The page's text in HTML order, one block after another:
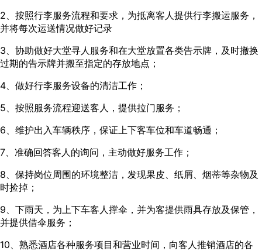
2、按照行李服务流程和要求，为抵离客人提供行李搬运服务，
并将每次运送情况做好记录
3、协助做好大堂寻人服务和在大堂放置各类告示牌，及时撤换
过期的告示牌并搬至指定的存放地点；
4、做好行李服务设备的清洁工作；
5、按照服务流程迎送客人，提供拉门服务；
6、维护出入车辆秩序，保证上下客车位和车道畅通；
7、准确回答客人的询问，主动做好服务工作；
8、保持岗位周围的环境整洁，发现果皮、纸屑、烟蒂等杂物及
时捡掉；
9、下雨天，为上下车客人撑伞，并为客提供雨具存放及保管，
并提供借伞服务；
10、熟悉酒店各种服务项目和营业时间，向客人推销酒店的各